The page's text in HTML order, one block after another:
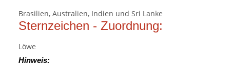
Brasilien, Australien, Indien und Sri Lanke
Sternzeichen - Zuordnung:
Löwe
Hinweis: